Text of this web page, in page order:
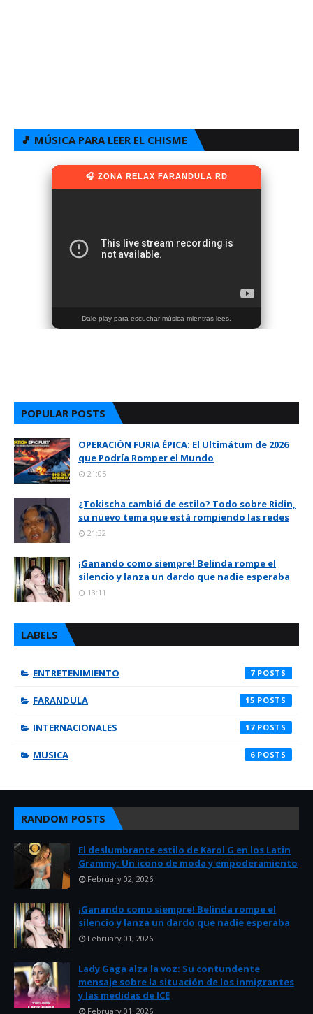
🎵 MÚSICA PARA LEER EL CHISME
🎧 ZONA RELAX FARANDULA RD
Dale play para escuchar música mientras lees.
POPULAR POSTS
OPERACIÓN FURIA ÉPICA: El Ultimátum de 2026
que Podría Romper el Mundo
21:05
¿Tokischa cambió de estilo? Todo sobre Ridin,
su nuevo tema que está rompiendo las redes
21:32
¡Ganando como siempre! Belinda rompe el
silencio y lanza un dardo que nadie esperaba
13:11
LABELS
ENTRETENIMIENTO 7
FARANDULA 15
INTERNACIONALES 17
MUSICA 6
RANDOM POSTS
El deslumbrante estilo de Karol G en los Latin
Grammy: Un icono de moda y empoderamiento
February 02, 2026
¡Ganando como siempre! Belinda rompe el
silencio y lanza un dardo que nadie esperaba
February 01, 2026
Lady Gaga alza la voz: Su contundente
mensaje sobre la situación de los inmigrantes
y las medidas de ICE
February 01, 2026